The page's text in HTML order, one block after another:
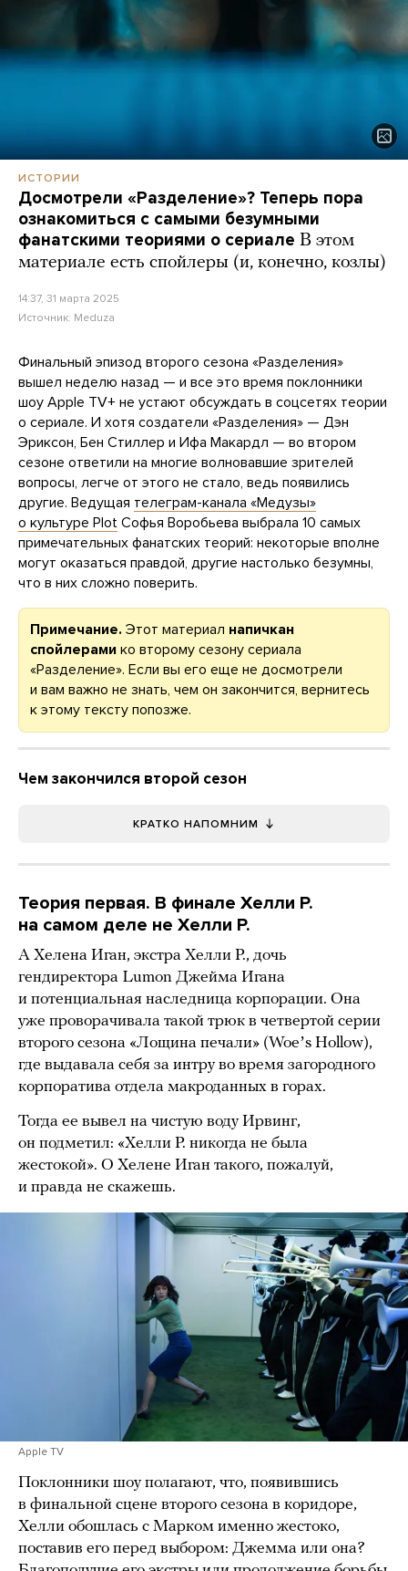
ИСТОРИИ
Досмотрели «Разделение»? Теперь пора
ознакомиться с самыми безумными
фанатскими теориями о сериале В этом
материале есть спойлеры (и, конечно, козлы)
14:37, 31 марта 2025
Источник: Meduza
Финальный эпизод второго сезона «Разделения»
вышел неделю назад — и все это время поклонники
шоу Apple TV+ не устают обсуждать в соцсетях теории
о сериале. И хотя создатели «Разделения» — Дэн
Эриксон, Бен Стиллер и Ифа Макардл — во втором
сезоне ответили на многие волновавшие зрителей
вопросы, легче от этого не стало, ведь появились
другие. Ведущая телеграм-канала «Медузы»
о культуре Plot Софья Воробьева выбрала 10 самых
примечательных фанатских теорий: некоторые вполне
могут оказаться правдой, другие настолько безумны,
что в них сложно поверить.
Примечание. Этот материал напичкан
спойлерами ко второму сезону сериала
«Разделение». Если вы его еще не досмотрели
и вам важно не знать, чем он закончится, вернитесь
к этому тексту попозже.
Чем закончился второй сезон
КРАТКО НАПОМНИМ
Теория первая. В финале Хелли Р.
на самом деле не Хелли Р.
А Хелена Иган, экстра Хелли Р., дочь
гендиректора Lumon Джейма Игана
и потенциальная наследница корпорации. Она
уже проворачивала такой трюк в четвертой серии
второго сезона «Лощина печали» (Woeʼs Hollow),
где выдавала себя за интру во время загородного
корпоратива отдела макроданных в горах.
Тогда ее вывел на чистую воду Ирвинг,
он подметил: «Хелли Р. никогда не была
жестокой». О Хелене Иган такого, пожалуй,
и правда не скажешь.
Apple TV
Поклонники шоу полагают, что, появившись
в финальной сцене второго сезона в коридоре,
Хелли обошлась с Марком именно жестоко,
поставив его перед выбором: Джемма или она?